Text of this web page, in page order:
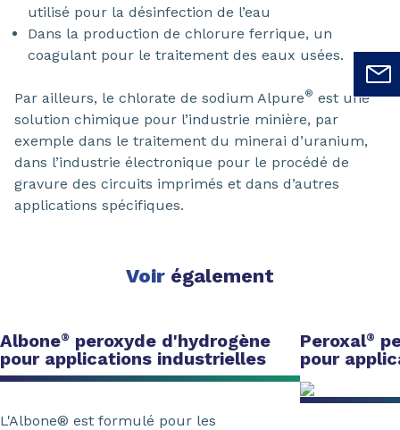
utilisé pour la désinfection de l’eau
Dans la production de chlorure ferrique, un
coagulant pour le traitement des eaux usées.
Par ailleurs, le chlorate de sodium Alpure® est une
solution chimique pour l’industrie minière, par
exemple dans le traitement du minerai d’uranium,
dans l’industrie électronique pour le procédé de
gravure des circuits imprimés et dans d’autres
applications spécifiques.
Voir également
Albone® peroxyde d'hydrogène
pour applications industrielles
L'Albone® est formulé pour les
Peroxal®
pour